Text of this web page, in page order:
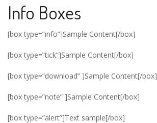
Info Boxes
[box type=”info”]Sample Content[/box]
[box type=”tick”]Sample Content[/box]
[box type=”download” ]Sample Content[/box]
[box type=”note” ]Sample Content[/box]
[box type=”alert”]Text sample[/box]